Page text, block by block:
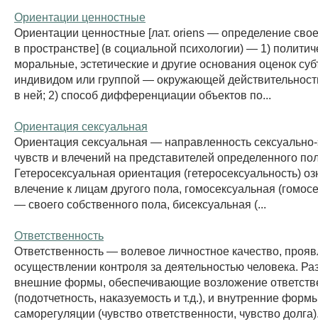
Ориентации ценностные
Ориентации ценностные [лат. oriens — определение
в пространстве] (в социальной психологии) — 1)
моральные, эстетические и другие основания оценок
индивидом или группой — окружающей
в ней; 2) способ дифференциации объектов по...
Ориентация сексуальная
Ориентация сексуальная — направленность сексуально-
чувств и влечений на представителей определенного
Гетеросексуальная ориентация (гетеросексуальность)
влечение к лицам другого пола, гомосексуальная
— своего собственного пола, бисексуальная (...
Ответственность
Ответственность — волевое личностное качество,
осуществлении контроля за деятельностью человека.
внешние формы, обеспечивающие возложение
(подотчетность, наказуемость и т.д.), и внутренние
саморегуляции (чувство ответственности, чувство